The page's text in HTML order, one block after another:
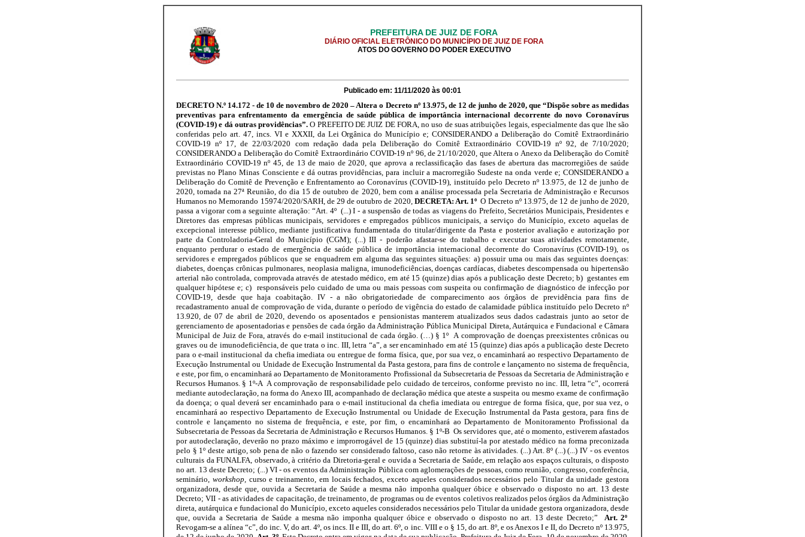
PREFEITURA DE JUIZ DE FORA
DIÁRIO OFICIAL ELETRÔNICO DO MUNICÍPIO DE JUIZ DE FORA
ATOS DO GOVERNO DO PODER EXECUTIVO
Publicado em: 11/11/2020 às 00:01
DECRETO N.º 14.172 - de 10 de novembro de 2020 – Altera o Decreto nº 13.975, de 12 de junho de 2020, que “Dispõe sobre as medidas
preventivas para enfrentamento da emergência de saúde pública de importância internacional decorrente do novo Coronavírus
(COVID-19) e dá outras providências”.O PREFEITO DE JUIZ DE FORA, no uso de suas atribuições legais, especialmente das que lhe são
conferidas pelo art. 47, incs. VI e XXXII, da Lei Orgânica do Município e; CONSIDERANDO a Deliberação do Comitê Extraordinário
COVID-19 nº 17, de 22/03/2020 com redação dada pela Deliberação do Comitê Extraordinário COVID-19 nº 92, de 7/10/2020;
CONSIDERANDO a Deliberação do Comitê Extraordinário COVID-19 nº 96, de 21/10/2020, que Altera o Anexo da Deliberação do Comitê
Extraordinário COVID-19 nº 45, de 13 de maio de 2020, que aprova a reclassificação das fases de abertura das macrorregiões de saúde
previstas no Plano Minas Consciente e dá outras providências, para incluir a macrorregião Sudeste na onda verde e; CONSIDERANDO a
Deliberação do Comitê de Prevenção e Enfrentamento ao Coronavírus (COVID-19), instituído pelo Decreto nº 13.975, de 12 de junho de
2020, tomada na 27ª Reunião, do dia 15 de outubro de 2020, bem com a análise processada pela Secretaria de Administração e Recursos
Humanos no Memorando 15974/2020/SARH, de 29 de outubro de 2020, DECRETA: Art. 1º O Decreto nº 13.975, de 12 de junho de 2020,
passa a vigorar com a seguinte alteração: “Art. 4º (...) I - a suspensão de todas as viagens do Prefeito, Secretários Municipais, Presidentes e
Diretores das empresas públicas municipais, servidores e empregados públicos municipais, a serviço do Município, exceto aquelas de
excepcional interesse público, mediante justificativa fundamentada do titular/dirigente da Pasta e posterior avaliação e autorização por
parte da Controladoria-Geral do Município (CGM); (...) III - poderão afastar-se do trabalho e executar suas atividades remotamente,
enquanto perdurar o estado de emergência de saúde pública de importância internacional decorrente do Coronavírus (COVID-19), os
servidores e empregados públicos que se enquadrem em alguma das seguintes situações: a) possuir uma ou mais das seguintes doenças:
diabetes, doenças crônicas pulmonares, neoplasia maligna, imunodeficiências, doenças cardíacas, diabetes descompensada ou hipertensão
arterial não controlada, comprovada através de atestado médico, em até 15 (quinze) dias após a publicação deste Decreto; b) gestantes em
qualquer hipótese e; c) responsáveis pelo cuidado de uma ou mais pessoas com suspeita ou confirmação de diagnóstico de infecção por
COVID-19, desde que haja coabitação. IV - a não obrigatoriedade de comparecimento aos órgãos de previdência para fins de
recadastramento anual de comprovação de vida, durante o período de vigência do estado de calamidade pública instituído pelo Decreto nº
13.920, de 07 de abril de 2020, devendo os aposentados e pensionistas manterem atualizados seus dados cadastrais junto ao setor de
gerenciamento de aposentadorias e pensões de cada órgão da Administração Pública Municipal Direta, Autárquica e Fundacional e Câmara
Municipal de Juiz de Fora, através do e-mail institucional de cada órgão. (…) § 1º A comprovação de doenças preexistentes crônicas ou
graves ou de imunodeficiência, de que trata o inc. III, letra “a”, a ser encaminhado em até 15 (quinze) dias após a publicação deste Decreto
para o e-mail institucional da chefia imediata ou entregue de forma física, que, por sua vez, o encaminhará ao respectivo Departamento de
Execução Instrumental ou Unidade de Execução Instrumental da Pasta gestora, para fins de controle e lançamento no sistema de frequência,
e este, por fim, o encaminhará ao Departamento de Monitoramento Profissional da Subsecretaria de Pessoas da Secretaria de Administração e
Recursos Humanos. § 1º-A A comprovação de responsabilidade pelo cuidado de terceiros, conforme previsto no inc. III, letra “c”, ocorrerá
mediante autodeclaração, na forma do Anexo III, acompanhado de declaração médica que ateste a suspeita ou mesmo exame de confirmação
da doença; o qual deverá ser encaminhado para o e-mail institucional da chefia imediata ou entregue de forma física, que, por sua vez, o
encaminhará ao respectivo Departamento de Execução Instrumental ou Unidade de Execução Instrumental da Pasta gestora, para fins de
controle e lançamento no sistema de frequência, e este, por fim, o encaminhará ao Departamento de Monitoramento Profissional da
Subsecretaria de Pessoas da Secretaria de Administração e Recursos Humanos. § 1º-B Os servidores que, até o momento, estiverem afastados
por autodeclaração, deverão no prazo máximo e improrrogável de 15 (quinze) dias substituí-la por atestado médico na forma preconizada
pelo § 1º deste artigo, sob pena de não o fazendo ser considerado faltoso, caso não retorne às atividades. (...) Art. 8º (...) (...) IV - os eventos
culturais da FUNALFA, observado, à critério da Diretoria-geral e ouvida a Secretaria de Saúde, em relação aos espaços culturais, o disposto
no art. 13 deste Decreto; (...) VI - os eventos da Administração Pública com aglomerações de pessoas, como reunião, congresso, conferência,
seminário, workshop,curso e treinamento, em locais fechados, exceto aqueles considerados necessários pelo Titular da unidade gestora
organizadora, desde que, ouvida a Secretaria de Saúde a mesma não imponha qualquer óbice e observado o disposto no art. 13 deste
Decreto; VII - as atividades de capacitação, de treinamento, de programas ou de eventos coletivos realizados pelos órgãos da Administração
direta, autárquica e fundacional do Município, exceto aqueles considerados necessários pelo Titular da unidade gestora organizadora, desde
que, ouvida a Secretaria de Saúde a mesma não imponha qualquer óbice e observado o disposto no art. 13 deste Decreto;” Art. 2º
Revogam-se a alínea “c”, do inc. V, do art. 4º, os incs. II e III, do art. 6º, o inc. VIII e o § 15, do art. 8º, e os Anexos I e II, do Decreto nº 13.975,